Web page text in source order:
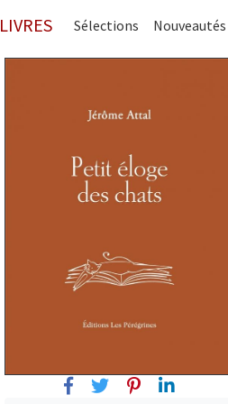
LIVRES Sélections Nouveautés
FacebookTwitterPinterest
Linkedin